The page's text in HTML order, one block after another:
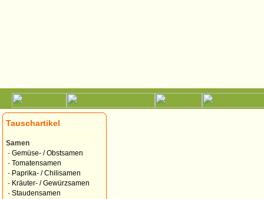
Tauschartikel
Samen
- Gemüse- / Obstsamen
- Tomatensamen
- Paprika- / Chilisamen
- Kräuter- / Gewürzsamen
- Staudensamen